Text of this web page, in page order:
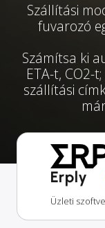
Szállítási
fuvarozó
Számítsa ki
ETA-t,
szállítási
Erply
Üzleti